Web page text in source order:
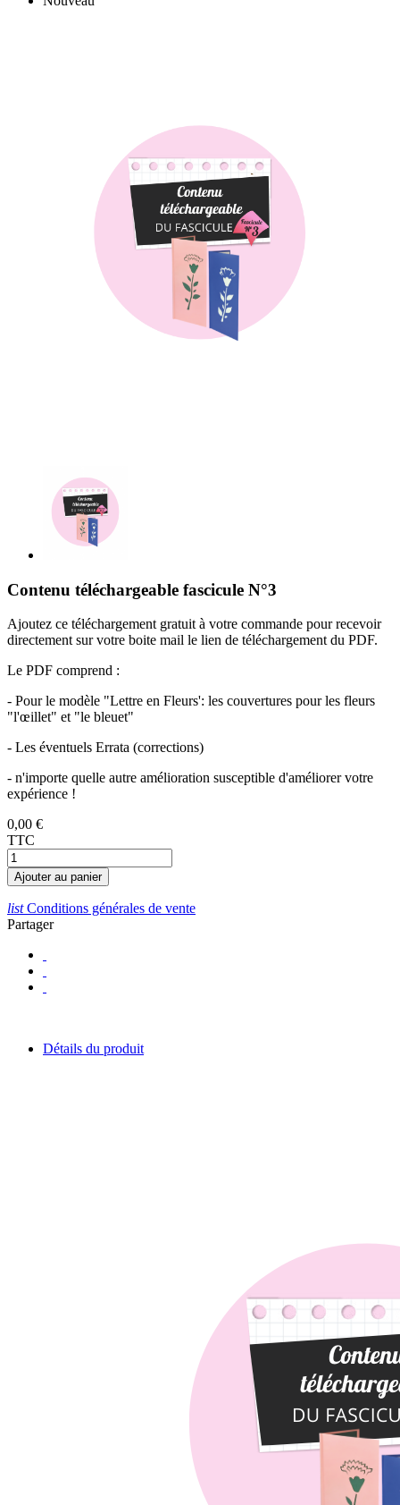
Contenu téléchargeable fascicule N°3
Ajoutez ce téléchargement gratuit à votre commande pour recevoir
directement sur votre boite mail le lien de téléchargement du PDF.
Le PDF comprend :
- Pour le modèle "Lettre en Fleurs': les couvertures pour les fleurs
"l'œillet" et "le bleuet"
- Les éventuels Errata (corrections)
- n'importe quelle autre amélioration susceptible d'améliorer votre
expérience !
0,00 €
TTC
Ajouter au panier
listConditions générales de vente
Partager
Détails du produit